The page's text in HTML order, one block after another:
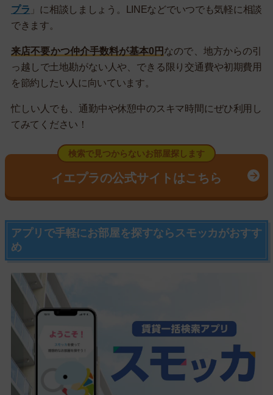
プラ 」に相談しましょう。LINEなどでいつでも気軽に相談
できます。
来店不要かつ仲介手数料が基本0円 なので、地方からの引
っ越しで土地勘がない人や、できる限り交通費や初期費用
を節約したい人に向いています。
忙しい人でも、通勤中や休憩中のスキマ時間にぜひ利用し
てみてください！
検索で見つからないお部屋探します
イエプラの公式サイトはこちら
アプリで手軽にお部屋を探すならスモッカがおすす
め